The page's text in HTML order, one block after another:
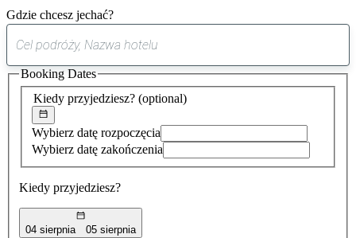
Gdzie chcesz jechać?
sugestia
została
znaleziona
Kiedy przyjedziesz? (optional)
Wybierz datę rozpoczęcia
Wybierz datę zakończenia
Kiedy przyjedziesz?
04 sierpnia 05 sierpnia
Booking Dates